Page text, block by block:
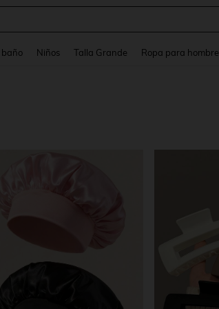
baño Niños Talla Grande Ropa para hombre